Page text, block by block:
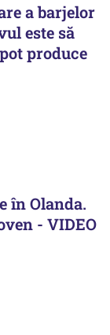
a barjelor
este să
produce
în Olanda.
- VIDEO